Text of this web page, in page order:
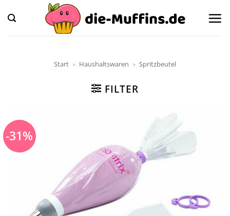
Inhalt
springen
Start » Haushaltswaren » Spritzbeutel
FILTER
-31%